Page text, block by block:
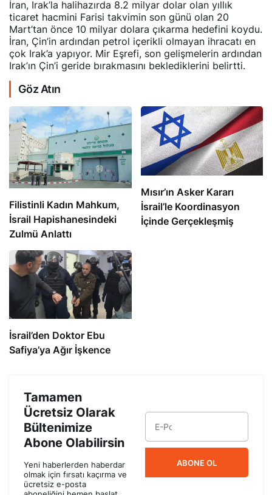
ticaret hacmini Farisi takvimin son günü olan 20
Mart’tan önce 10 milyar dolara çıkarma hedefini koydu.
İran, Çin’in ardından petrol içerikli olmayan ihracatı en
çok Irak’a yapıyor. Mir Eşrefi, son gelişmelerin ardından
Irak’ın Çin’i geride bırakmasını beklediklerini belirtti.
Göz Atın
Filistinli Kadın Mahkum,
İsrail Hapishanesindeki
Zulmü Anlattı
Mısır’ın Asker Kararı
İsrail’le Koordinasyon
İçinde Gerçekleşmiş
İsrail’den Doktor Ebu
Safiya’ya Ağır İşkence
Tamamen
Ücretsiz Olarak
Bültenimize
Abone Olabilirsin
Yeni haberlerden haberdar
olmak için fırsatı kaçırma ve
ücretsiz e-posta
aboneliğini hemen başlat.
ABONE OL